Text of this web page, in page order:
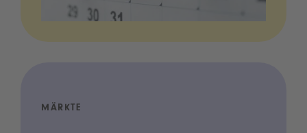
MÄRKTE